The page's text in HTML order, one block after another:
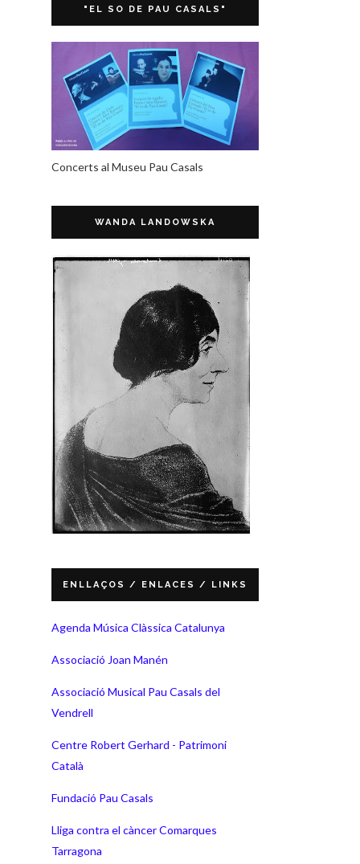
"EL SO DE PAU CASALS"
Concerts al Museu Pau Casals
WANDA LANDOWSKA
ENLLAÇOS / ENLACES / LINKS
Agenda Música Clàssica Catalunya
Associació Joan Manén
Associació Musical Pau Casals del
Vendrell
Centre Robert Gerhard - Patrimoni
Català
Fundació Pau Casals
Lliga contra el càncer Comarques
Tarragona